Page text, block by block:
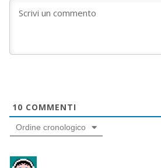
10 COMMENTI
Ordine cronologico